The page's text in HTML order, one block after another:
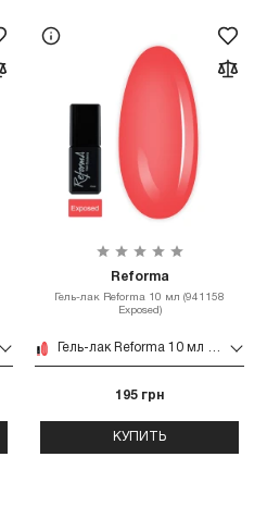
Reforma
Гель-лак Reforma 10 мл (941158
Exposed)
Гель-лак Reforma 10 мл (941158 Exposed)
195 грн
КУПИТЬ